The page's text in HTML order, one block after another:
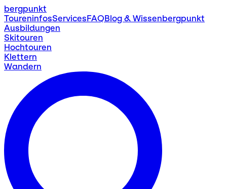
bergpunkt
ToureninfosServicesFAQBlog & Wissenbergpunkt
Ausbildungen
Skitouren
Hochtouren
Klettern
Wandern